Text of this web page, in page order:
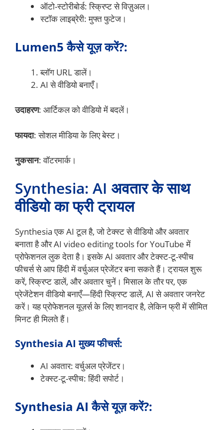
ऑटो-स्टोरीबोर्ड: स्क्रिप्ट से विज़ुअल।
स्टॉक लाइब्रेरी: मुफ्त फुटेज।
Lumen5 कैसे यूज़ करें?:
ब्लॉग URL डालें।
AI से वीडियो बनाएँ।
उदाहरण: आर्टिकल को वीडियो में बदलें।
फायदा: सोशल मीडिया के लिए बेस्ट।
नुकसान: वॉटरमार्क।
Synthesia: AI अवतार के साथ
वीडियो का फ्री ट्रायल
Synthesia एक AI टूल है, जो टेक्स्ट से वीडियो और अवतार
बनाता है और AI video editing tools for YouTube में
प्रोफेशनल लुक देता है। इसके AI अवतार और टेक्स्ट-टू-स्पीच
फीचर्स से आप हिंदी में वर्चुअल प्रेजेंटर बना सकते हैं। ट्रायल शुरू
करें, स्क्रिप्ट डालें, और अवतार चुनें। मिसाल के तौर पर, एक
प्रेजेंटेशन वीडियो बनाएँ—हिंदी स्क्रिप्ट डालें, AI से अवतार जनरेट
करें। यह प्रोफेशनल यूज़र्स के लिए शानदार है, लेकिन फ्री में सीमित
मिनट ही मिलते हैं।
Synthesia AI मुख्य फीचर्स:
AI अवतार: वर्चुअल प्रेजेंटर।
टेक्स्ट-टू-स्पीच: हिंदी सपोर्ट।
Synthesia AI कैसे यूज़ करें?: